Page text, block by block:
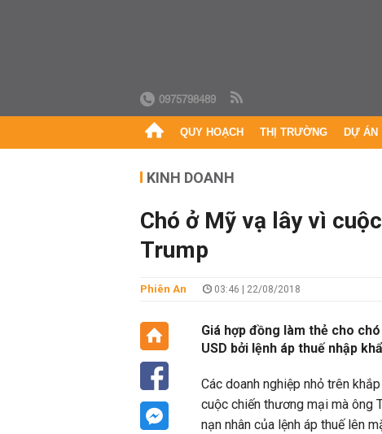
0975798489
QUY HOẠCH THỊ TRƯỜNG DỰ ÁN
KINH DOANH
Chó ở Mỹ vạ lây vì
Trump
Phiên An 03:46 | 22/08/2018
Giá hợp đồng làm thẻ cho
USD bởi lệnh áp thuế nhập
Các doanh nghiệp nhỏ trên
cuộc chiến thương mại mà ông
nạn nhân của lệnh áp thuế lên